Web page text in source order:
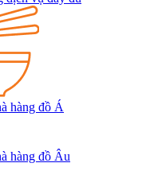
hàng đồ Á
hàng đồ Âu